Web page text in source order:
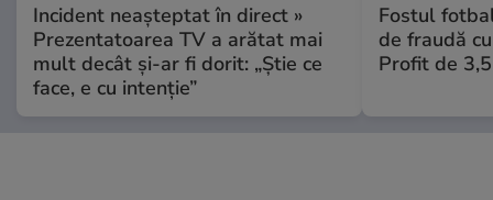
Incident neașteptat în direct »
Prezentatoarea TV a arătat mai
mult decât și-ar fi dorit: „Știe ce
face, e cu intenție”
Fostul
de fraudă
Profit de